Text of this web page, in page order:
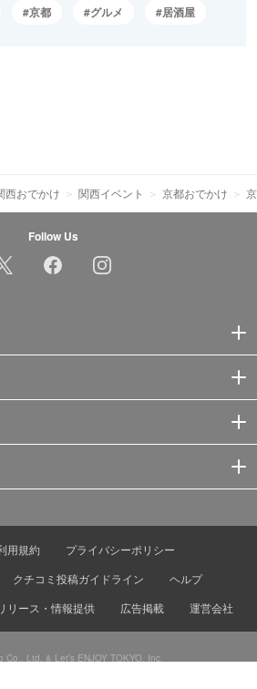
京都 グルメ 居酒屋
西おでかけ 関西イベント 京都おでかけ
Follow Us
用規約
プライバシーポリシー
クチコミ投稿ガイドライン
ヘルプ
リース・情報提供 広告掲載 運営会社
Co., Ltd. & Let’s ENJOY TOKYO, Inc.